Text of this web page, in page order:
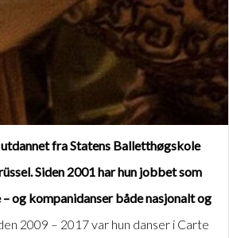
fra Statens Balletthøgskole
Siden 2001 har hun jobbet som
og kompanidanser både nasjonalt og
2009 – 2017 var hun danser i Carte